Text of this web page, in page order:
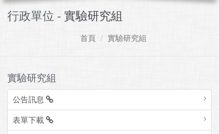
行政單位 - 實驗研究組
首頁 實驗研究組
實驗研究組
公告訊息
表單下載